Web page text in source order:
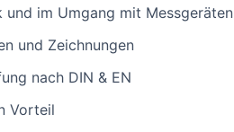
im Umgang mit Messgeräten
und Zeichnungen
nach DIN & EN
Vorteil